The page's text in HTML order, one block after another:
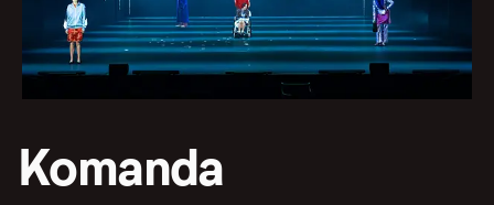
Komanda